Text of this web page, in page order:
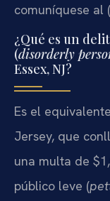
comuníquese al
¿Qué es un
(disorderly
Essex, NJ?
Es el
Jersey, que
una multa de
público leve (